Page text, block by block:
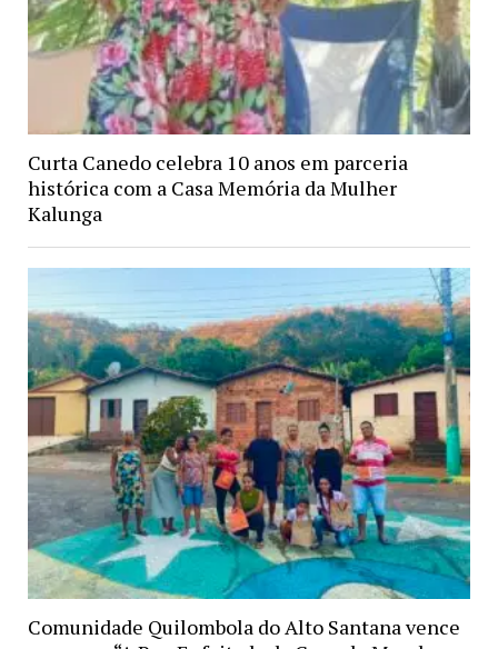
Curta Canedo celebra 10 anos em parceria
histórica com a Casa Memória da Mulher
Kalunga
Comunidade Quilombola do Alto Santana vence